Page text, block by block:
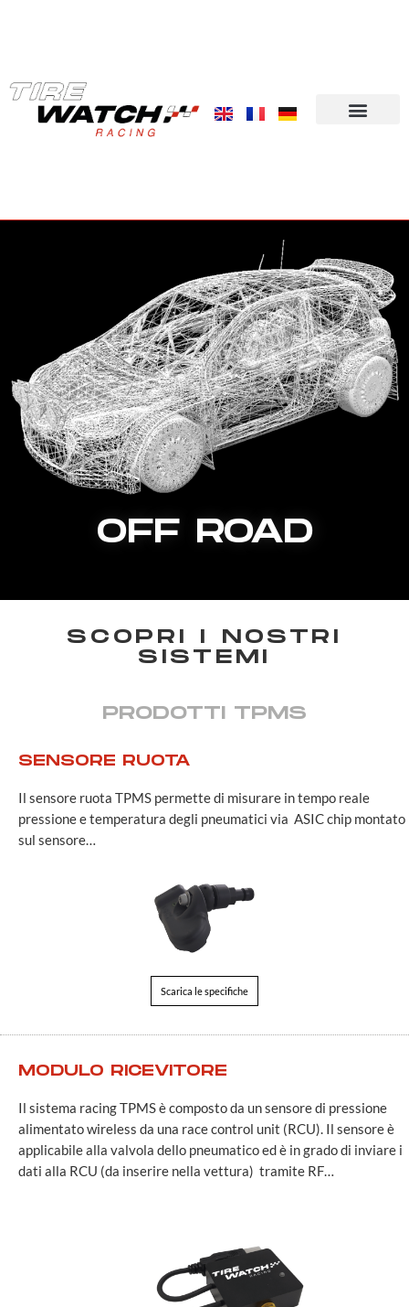
OFF ROAD
SCOPRI I NOSTRI
SISTEMI
PRODOTTI TPMS
SENSORE RUOTA
Il sensore ruota TPMS permette di misurare in tempo reale
pressione e temperatura degli pneumatici via ASIC chip montato
sul sensore…
Scarica le specifiche
MODULO RICEVITORE
Il sistema racing TPMS è composto da un sensore di pressione
alimentato wireless da una race control unit (RCU). Il sensore è
applicabile alla valvola dello pneumatico ed è in grado di inviare i
dati alla RCU (da inserire nella vettura) tramite RF…